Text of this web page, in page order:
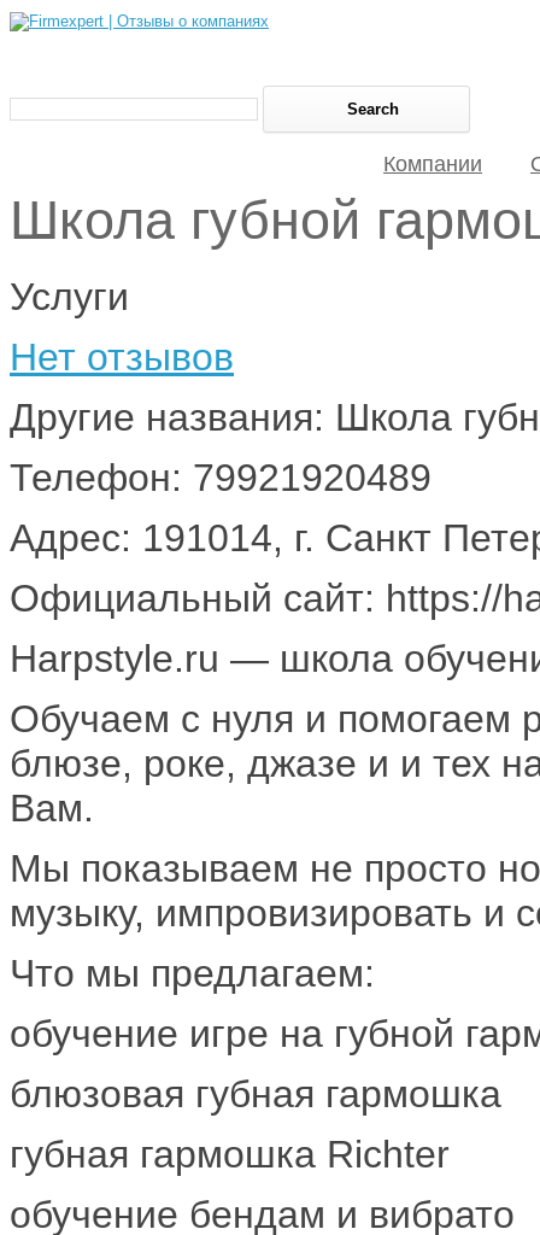
Компании
Школа губной
Услуги
Нет отзывов
Другие названия: Школа
Телефон: 79921920489
Адрес: 191014, г. Санкт
Официальный сайт: https://
Harpstyle.ru — школа
Обучаем с нуля и помогаем
блюзе, роке, джазе и и тех
Вам.
Мы показываем не просто
музыку, импровизировать и
Что мы предлагаем:
обучение игре на губной
блюзовая губная гармошка
губная гармошка Richter
обучение бендам и вибрато